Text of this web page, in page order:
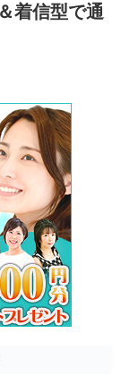
着信型で通